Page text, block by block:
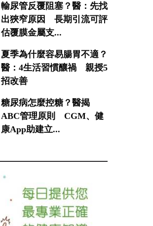
輸尿管反覆阻塞？醫：先找
出狹窄原因 長期引流可評
估覆膜金屬支...
夏季為什麼容易腸胃不適？
醫：4生活習慣釀禍 親授5
招改善
糖尿病怎麼控糖？醫揭
ABC管理原則 CGM、健
康App助建立...